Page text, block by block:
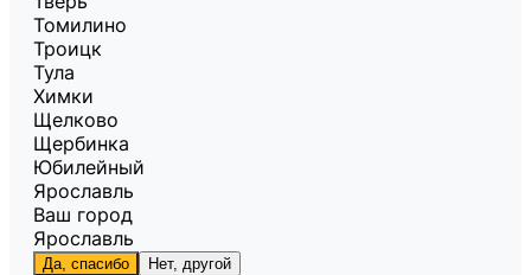
Томилино
Троицк
Тула
Химки
Щелково
Щербинка
Юбилейный
Ярославль
Ваш город
Ярославль
Да, спасибо Нет, другой